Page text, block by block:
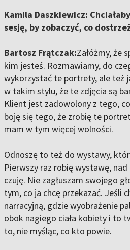
Kamila Daszkiewicz:
sesję, by zobaczyć, co
Bartosz Frątczak:Załóżmy, że
kim jesteś. Rozmawiamy, do
wykorzystać te portrety, ale też
w takim stylu, że te zdjęcia są
Klient jest zadowolony z tego,
boję się tego, że zrobię te
mam w tym więcej wolności.
Odnoszę to też do wystawy,
Pierwszy raz robię wystawę,
czuję. Nie zagłuszam swojego
tym, co ja chcę przekazać. Jeśli
narracyjną, gdzie wyobrażenie
obok nagiego ciała kobiety i to
to, nie myśląc, co kto powie.